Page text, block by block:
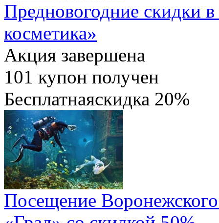
Предновогодние скидки в
косметика»
Акция завершена
101 купон получен
Бесплатнаяскидка 20%
Посещение